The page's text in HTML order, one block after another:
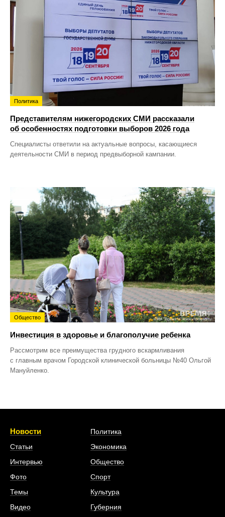
Политика
Представителям нижегородских СМИ рассказали
об особенностях подготовки выборов 2026 года
Специалисты ответили на актуальные вопросы, касающиеся
деятельности СМИ в период предвыборной кампании.
Общество
Инвестиция в здоровье и благополучие ребенка
Рассмотрим все преимущества грудного вскармливания
с главным врачом Городской клинической больницы №40 Ольгой
Мануйленко.
Новости
Статьи
Интервью
Фото
Темы
Видео
Политика
Экономика
Общество
Спорт
Культура
Губерния